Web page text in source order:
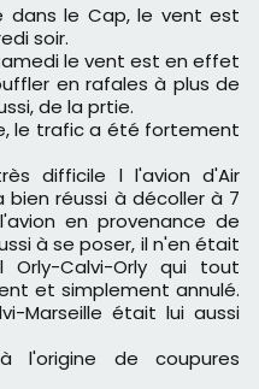
soir.
le vent est en effet
en rafales à plus de
de la prtie.
le trafic a été fortement
difficile l l'avion d'Air
bien réussi à décoller à 7
en provenance de
à se poser, il n'en était
Calvi-Orly qui tout
et simplement annulé.
Marseille était lui aussi
l'origine de coupures